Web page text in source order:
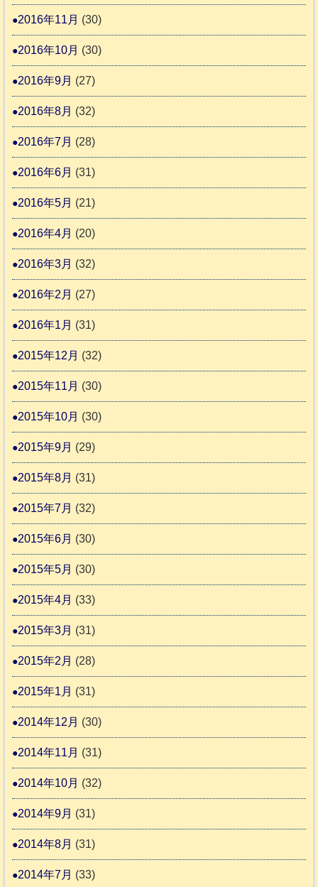
2016年11月 (30)
2016年10月 (30)
2016年9月 (27)
2016年8月 (32)
2016年7月 (28)
2016年6月 (31)
2016年5月 (21)
2016年4月 (20)
2016年3月 (32)
2016年2月 (27)
2016年1月 (31)
2015年12月 (32)
2015年11月 (30)
2015年10月 (30)
2015年9月 (29)
2015年8月 (31)
2015年7月 (32)
2015年6月 (30)
2015年5月 (30)
2015年4月 (33)
2015年3月 (31)
2015年2月 (28)
2015年1月 (31)
2014年12月 (30)
2014年11月 (31)
2014年10月 (32)
2014年9月 (31)
2014年8月 (31)
2014年7月 (33)